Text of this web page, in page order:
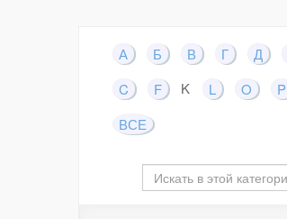
А Б В Г Д
C
F K L O P
ВСЕ